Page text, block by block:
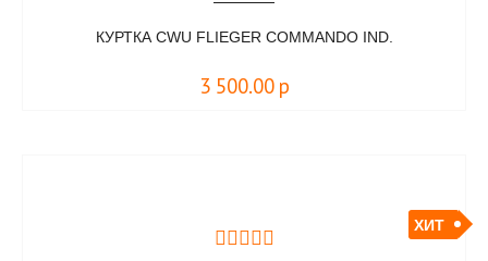
КУРТКА CWU FLIEGER COMMANDO IND.
3 500.00 р
ХИТ